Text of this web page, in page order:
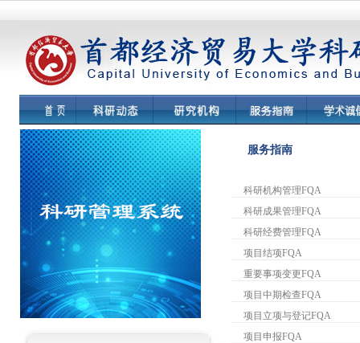
服务指南
科研机构管理FQA
科研成果管理FQA
科研经费管理FQA
项目结项FQA
重要事项变更FQA
项目中期检查FQA
项目立项与登记FQA
项目申报FQA